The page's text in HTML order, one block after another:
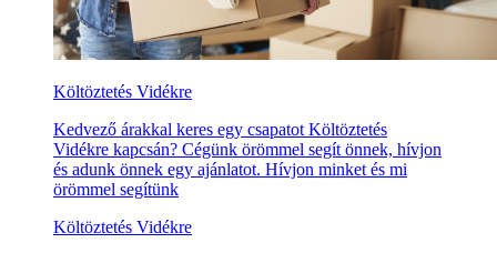
Költöztetés Vidékre
Kedvező árakkal keres egy csapatot Költöztetés
Vidékre kapcsán? Cégünk örömmel segít önnek, hívjon
és adunk önnek egy ajánlatot. Hívjon minket és mi
örömmel segítünk
Költöztetés Vidékre